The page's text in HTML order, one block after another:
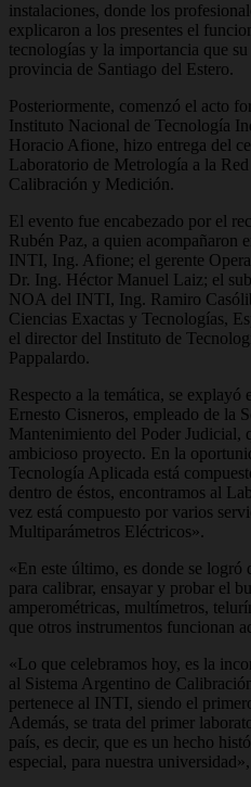
instalaciones, donde los
explicaron a los presentes el
tecnologías y la importancia que
provincia de Santiago del Estero.
Posteriormente, comenzó el acto
Instituto Nacional de Tecnología
Horacio Afione, hizo entrega del
Laboratorio de Metrología a la
Calibración y Medición.
El evento fue encabezado por el
Rubén Paz, a quien acompañaron
INTI, Ing. Afione; el gerente
Dr. Ing. Héctor Manuel Laiz; el
NOA del INTI, Ing. Ramiro
Ciencias Exactas y Tecnologías,
el director del Instituto de
Pappalardo.
Respecto a la temática, se
Ernesto Cisneros, empleado de la
Mantenimiento del Poder Judicial,
ambicioso proyecto. En la
Tecnología Aplicada está
dentro de éstos, encontramos al
vez está compuesto por varios
Multiparámetros Eléctricos».
«En este último, es donde se
para calibrar, ensayar y probar el
amperométricas, multímetros,
que otros instrumentos funcionan
«Lo que celebramos hoy, es la
al Sistema Argentino de
pertenece al INTI, siendo el
Además, se trata del primer
país, es decir, que es un hecho
especial, para nuestra